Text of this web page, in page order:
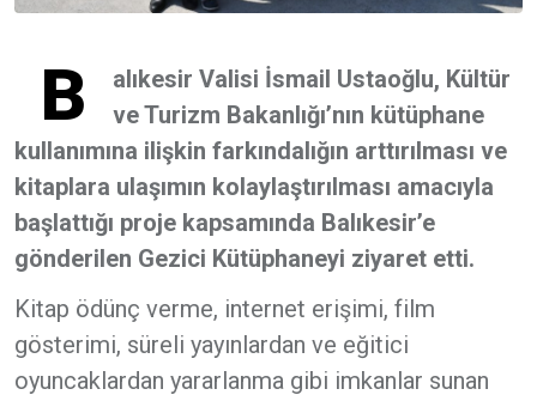
B
alıkesir Valisi İsmail Ustaoğlu, Kültür
ve Turizm Bakanlığı’nın kütüphane
kullanımına ilişkin farkındalığın arttırılması ve
kitaplara ulaşımın kolaylaştırılması amacıyla
başlattığı proje kapsamında Balıkesir’e
gönderilen Gezici Kütüphaneyi ziyaret etti.
Kitap ödünç verme, internet erişimi, film
gösterimi, süreli yayınlardan ve eğitici
oyuncaklardan yararlanma gibi imkanlar sunan